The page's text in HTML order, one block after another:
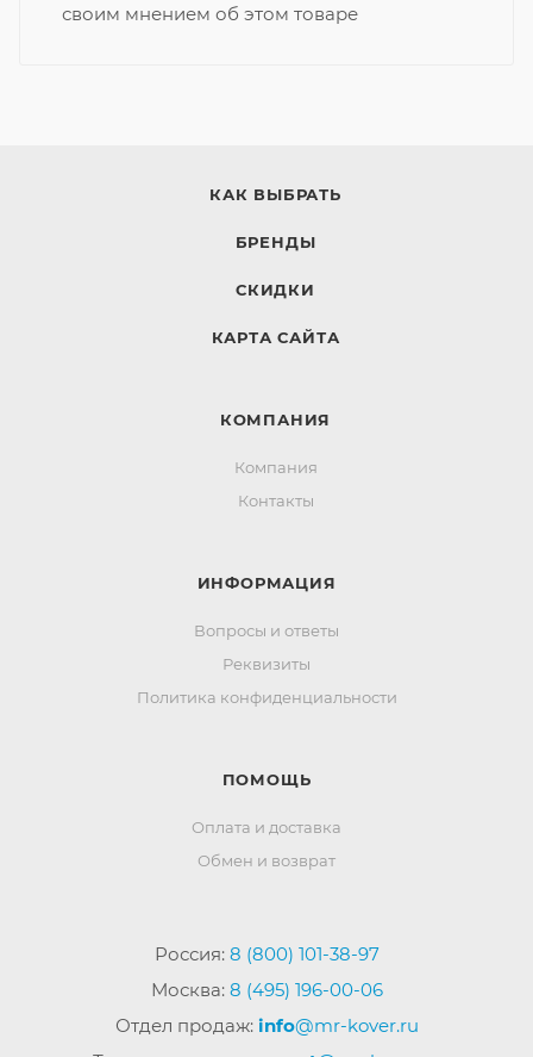
своим мнением об этом товаре
КАК ВЫБРАТЬ
БРЕНДЫ
СКИДКИ
КАРТА САЙТА
КОМПАНИЯ
Компания
Контакты
ИНФОРМАЦИЯ
Вопросы и ответы
Реквизиты
Политика конфиденциальности
ПОМОЩЬ
Оплата и доставка
Обмен и возврат
Россия: 8 (800) 101-38-97
Москва: 8 (495) 196-00-06
Отдел продаж: info@mr-kover.ru